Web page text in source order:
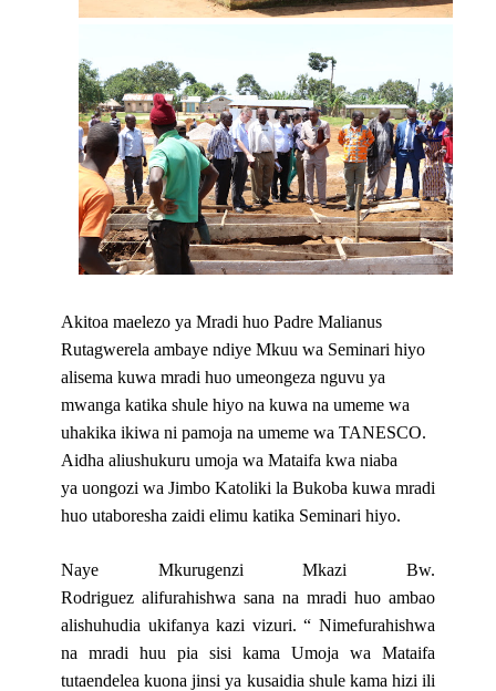
Akitoa maelezo ya Mradi huo Padre Malianus
Rutagwerela ambaye ndiye Mkuu wa Seminari hiyo
alisema kuwa mradi huo umeongeza nguvu ya
mwanga katika shule hiyo na kuwa na umeme wa
uhakika ikiwa ni pamoja na umeme wa TANESCO.
Aidha aliushukuru umoja wa Mataifa kwa niaba
ya uongozi wa Jimbo Katoliki la Bukoba kuwa mradi
huo utaboresha zaidi elimu katika Seminari hiyo.
Naye Mkurugenzi Mkazi Bw.
Rodriguez alifurahishwa sana na mradi huo ambao
alishuhudia ukifanya kazi vizuri. “ Nimefurahishwa
na mradi huu pia sisi kama Umoja wa Mataifa
tutaendelea kuona jinsi ya kusaidia shule kama hizi ili